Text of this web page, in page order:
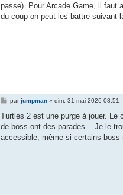
a
g
passe). Pour Arcade Game, il faut
du coup on peut les battre suivant
M
s
a
g
parjumpman» dim. 31 mai 2026 08:51
Turtles 2 est une purge à jouer. Le
de boss ont des parades... Je le
accessible, même si certains